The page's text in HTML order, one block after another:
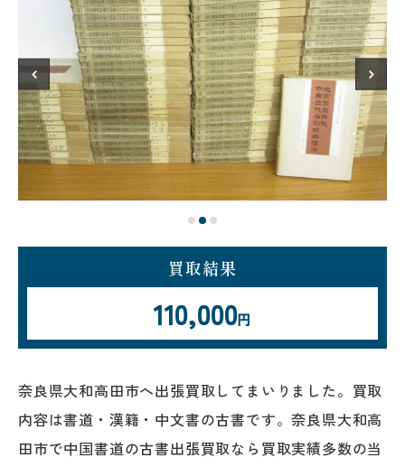
買取結果
110,000円
奈良県大和高田市へ出張買取してまいりました。買取
内容は書道・漢籍・中文書の古書です。奈良県大和高
田市で中国書道の古書出張買取なら買取実績多数の当